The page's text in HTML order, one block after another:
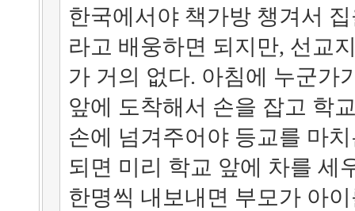
한국에서야 책가방 챙겨서
라고 배웅하면 되지만, 선교
가 거의 없다. 아침에 누군가
앞에 도착해서 손을 잡고 학
손에 넘겨주어야 등교를 마
되면 미리 학교 앞에 차를 세
한명씩 내보내면 부모가 아